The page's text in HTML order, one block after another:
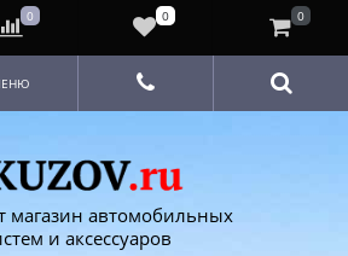
магазин автомобильных
и аксессуаров
0 0 0